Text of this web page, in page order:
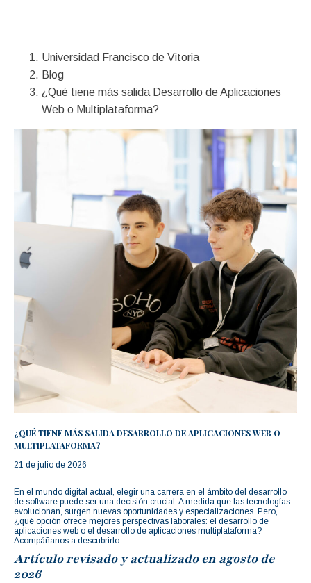
Universidad Francisco de Vitoria
Blog
¿Qué tiene más salida Desarrollo de Aplicaciones
Web o Multiplataforma?
¿QUÉ TIENE MÁS SALIDA DESARROLLO DE APLICACIONES WEB O
MULTIPLATAFORMA?
21 de julio de 2026
En el mundo digital actual, elegir una carrera en el ámbito del desarrollo
de software puede ser una decisión crucial. A medida que las tecnologías
evolucionan, surgen nuevas oportunidades y especializaciones. Pero,
¿qué opción ofrece mejores perspectivas laborales: el desarrollo de
aplicaciones web o el desarrollo de aplicaciones multiplataforma?
Acompáñanos a descubrirlo.
Artículo revisado y actualizado en agosto de
2026